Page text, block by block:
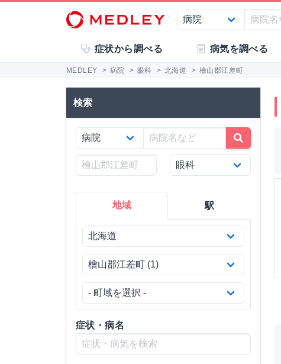
症状から調べる 病気を調べる
MEDLEY > 病院 > 眼科 > 北海道 > 檜山郡江差町
検索
地域 駅
症状・病名